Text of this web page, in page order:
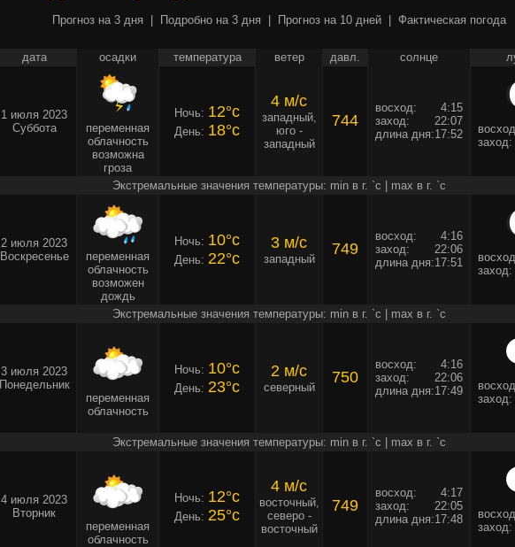
Прогноз на 3 дня Подробно на 3 дня Прогноз на 10 дней Фактическая погода
дата осадки температура ветер давл. солнце
1 июля 2023
Суббота
переменная
облачность
возможна
гроза
Ночь: 12°c
День: 18°c
4 м/c
западный,
юго -
западный
744
восход:
4:15
заход:
22:07
длина дня:17:52
заход:
Экстремальные значения температуры: min в г. `c | max в г. `c
2 июля 2023
Воскресенье
переменная
облачность
возможен
дождь
Ночь: 10°c
День: 22°c
3 м/c
западный
749
восход:
4:16
заход:
22:06
длина дня:17:51
заход:
Экстремальные значения температуры: min в г. `c | max в г. `c
3 июля 2023
Понедельник
переменная
облачность
Ночь: 10°c
День: 23°c
2 м/c
северный
750
восход:
4:16
заход:
22:06
длина дня:17:49
заход:
Экстремальные значения температуры: min в г. `c | max в г. `c
4 июля 2023
Вторник
переменная
облачность
Ночь: 12°c
День: 25°c
4 м/c
восточный,
северо -
восточный
749
восход:
4:17
заход:
22:05
длина дня:17:48
заход: